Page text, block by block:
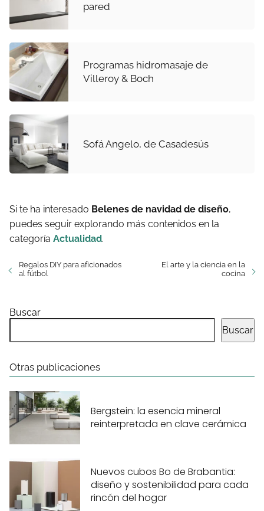
pared
Programas hidromasaje de
Villeroy & Boch
Sofá Angelo, de Casadesús
Si te ha interesado Belenes de navidad de diseño,
puedes seguir explorando más contenidos en la
categoría Actualidad.
Regalos DIY para aficionados
al fútbol
El arte y la ciencia en la
cocina
Buscar
Buscar
Otras publicaciones
Bergstein: la esencia mineral
reinterpretada en clave cerámica
Nuevos cubos Bo de Brabantia:
diseño y sostenibilidad para cada
rincón del hogar